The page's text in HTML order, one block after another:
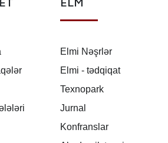
Elmi Nəşrlər
Elmi - tədqiqat
Texnopark
Jurnal
Konfranslar